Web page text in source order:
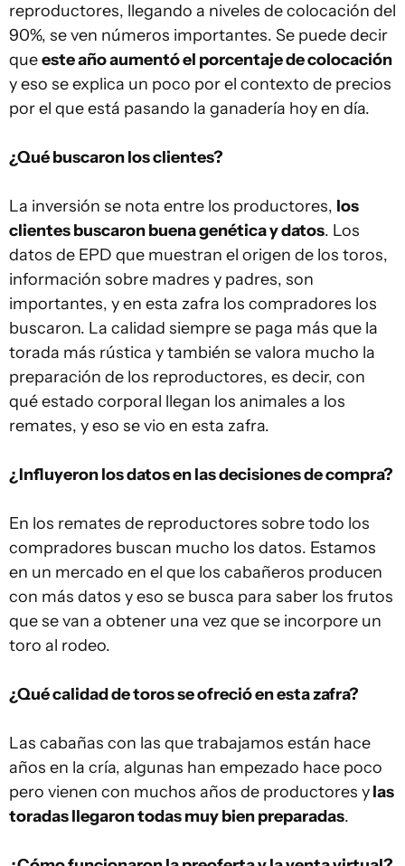
reproductores, llegando a niveles de colocación del
90%, se ven números importantes. Se puede decir
queeste año aumentó el porcentaje de colocación
y eso se explica un poco por el contexto de precios
por el que está pasando la ganadería hoy en día.
¿Qué buscaron los clientes?
La inversión se nota entre los productores, los
clientes buscaron buena genética y datos. Los
datos de EPD que muestran el origen de los toros,
información sobre madres y padres, son
importantes, y en esta zafra los compradores los
buscaron. La calidad siempre se paga más que la
torada más rústica y también se valora mucho la
preparación de los reproductores, es decir, con
qué estado corporal llegan los animales a los
remates, y eso se vio en esta zafra.
¿Influyeron los datos en las decisiones de compra?
En los remates de reproductores sobre todo los
compradores buscan mucho los datos. Estamos
en un mercado en el que los cabañeros producen
con más datos y eso se busca para saber los frutos
que se van a obtener una vez que se incorpore un
toro al rodeo.
¿Qué calidad de toros se ofreció en esta zafra?
Las cabañas con las que trabajamos están hace
años en la cría, algunas han empezado hace poco
pero vienen con muchos años de productores ylas
toradas llegaron todas muy bien preparadas.